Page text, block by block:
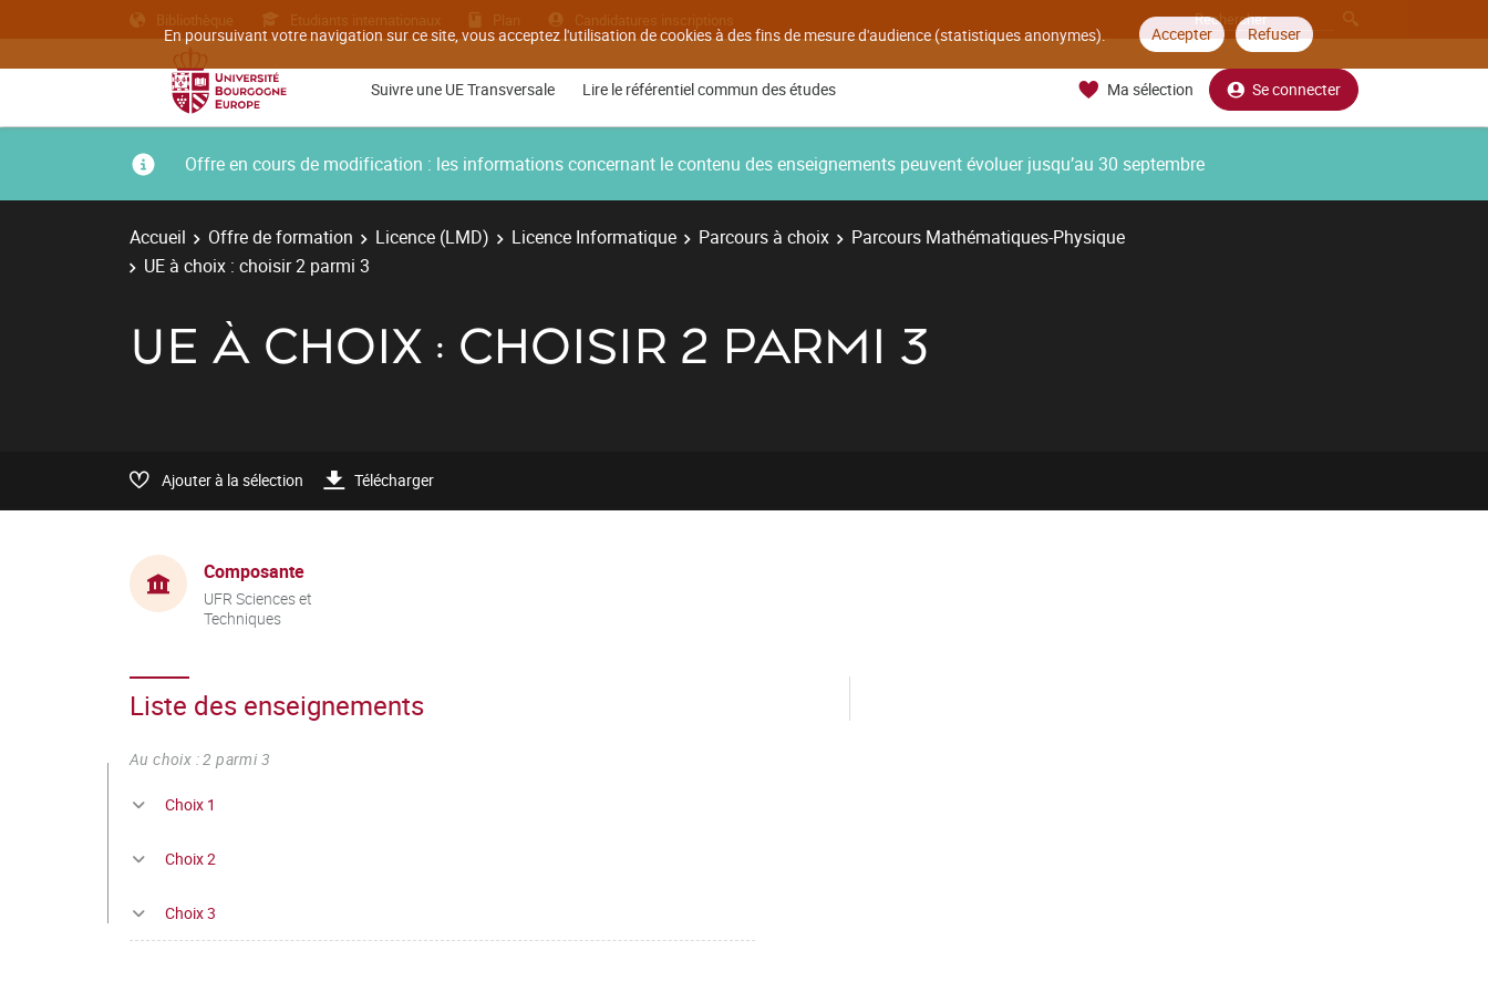
En poursuivant votre navigation sur ce site, vous acceptez l'utilisation de cookies à des fins de mesure d'audience (statistiques anonymes). Accepter Refuser
Bibliothèque Etudiants internationaux Plan Candidatures inscriptions
Suivre une UE Transversale Lire le référentiel commun des études Ma sélection Se connecter
Offre en cours de modification : les informations concernant le contenu des enseignements peuvent évoluer jusqu’au 30 septembre
Accueil Offre de formation Licence (LMD) Licence Informatique Parcours à choix
Parcours Mathématiques-Physique
UE à choix : choisir 2 parmi 3
UE À CHOIX : CHOISIR 2 PARMI 3
Ajouter à la sélection Télécharger
Composante
UFR Sciences et
Techniques
Liste des enseignements
Au choix : 2 parmi 3
Choix 1
Choix 2
Choix 3